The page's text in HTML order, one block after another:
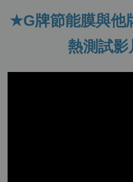
★G牌節能膜與他
熱測試影